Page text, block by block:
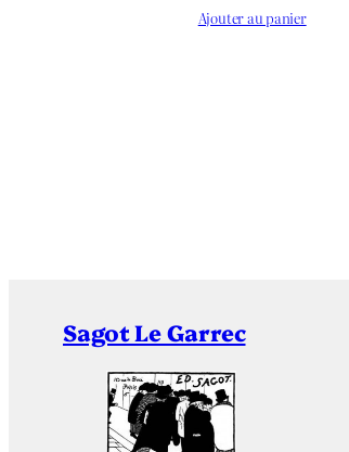
Ajouter au panier
Sagot Le Garrec